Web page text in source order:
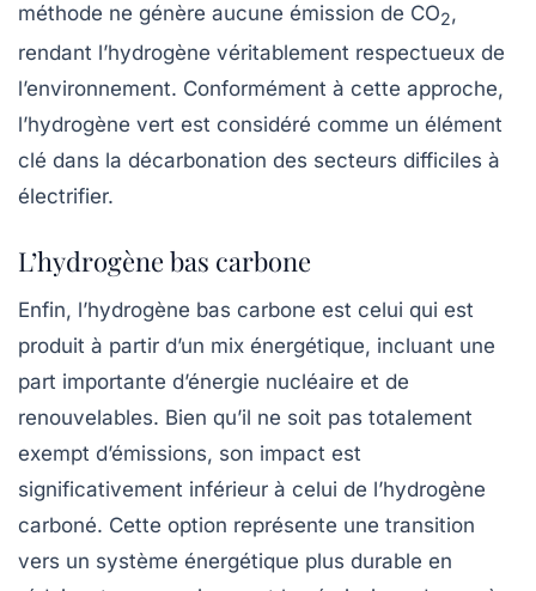
méthode ne génère aucune émission de CO2,
rendant l’hydrogène véritablement respectueux de
l’environnement. Conformément à cette approche,
l’hydrogène vert est considéré comme un élément
clé dans la décarbonation des secteurs difficiles à
électrifier.
L’hydrogène bas carbone
Enfin, l’hydrogène bas carbone est celui qui est
produit à partir d’un mix énergétique, incluant une
part importante d’énergie nucléaire et de
renouvelables. Bien qu’il ne soit pas totalement
exempt d’émissions, son impact est
significativement inférieur à celui de l’hydrogène
carboné. Cette option représente une transition
vers un système énergétique plus durable en